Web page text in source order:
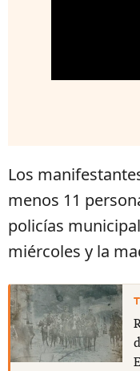
Los
menos 11
policías
miércoles y la